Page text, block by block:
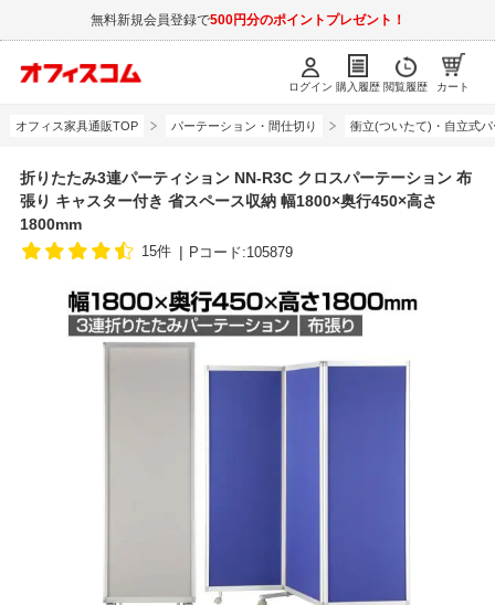
無料新規会員登録で500円分のポイントプレゼント！
ログイン 購入履歴 閲覧履歴 カート
オフィス家具通販TOP パーテーション・間仕切り 衝立(ついたて)・自立式
折りたたみ3連パーティション NN-R3C クロスパーテーション 布
張り キャスター付き 省スペース収納 幅1800×奥行450×高さ
1800mm
15件 Pコード:105879